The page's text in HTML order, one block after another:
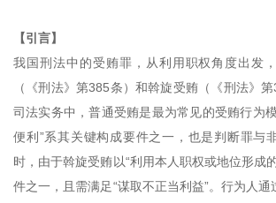
【引言】
我国刑法中的受贿罪，从利用职权角度出发
（《刑法》第385条）和斡旋受贿（《刑法》第
司法实务中，普通受贿是最为常见的受贿行为
便利”系其关键构成要件之一，也是判断罪与
时，由于斡旋受贿以“利用本人职权或地位形成
件之一，且需满足“谋取不正当利益”。行为人